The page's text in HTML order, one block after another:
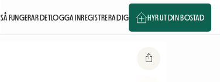
SÅ FUNGERAR DETLOGGA INREGISTRERA DIG HYR UT DIN BOSTAD